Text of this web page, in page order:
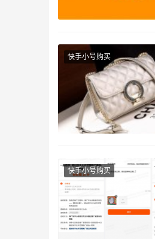
快手小号购买
快手小号购买